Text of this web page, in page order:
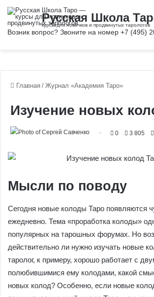
Главная / Журнал «Академия Таро»
Изучение новых
0 3 805
Мысли по поводу
Сегодня новые колоды Таро появляются
ежедневно. Тема «проработка колоды»
популярных на тарошных форумах. Но
действительно ли нужно изучать новые
таролог, к примеру, хорошо работает с
полюбившимися ему колодами, какой
новых колод? Особенно, если новые